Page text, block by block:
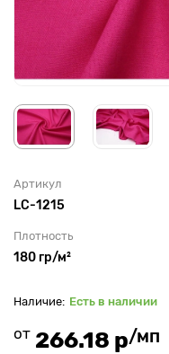
Артикул
LC-1215
Плотность
180 гр/м²
Есть в наличии
от 266.18 р/мп